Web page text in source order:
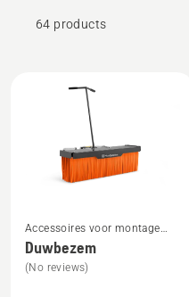
64 products
producten
meer
details
over
Accessoires voor montage
aan de voorzijde
Duwbezem
(No reviews)